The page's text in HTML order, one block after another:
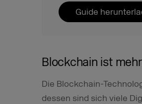
Guide
Blockchain ist
Die Blockchain-
dessen sind sich viele